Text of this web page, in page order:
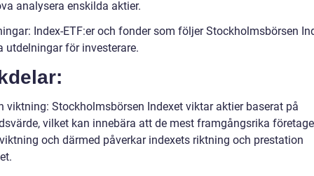
analysera enskilda aktier.
Index-ETF:er och fonder som följer Stockholmsbörsen
utdelningar för investerare.
viktning: Stockholmsbörsen Indexet viktar aktier baserat på
vilket kan innebära att de mest framgångsrika
och därmed påverkar indexets riktning och prestation